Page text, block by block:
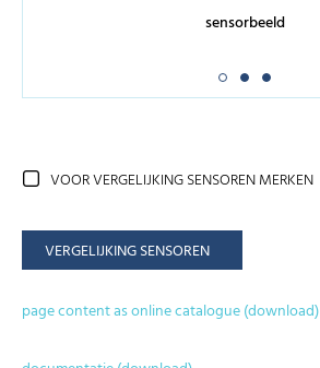
sensorbeeld
VOOR VERGELIJKING SENSOREN MERKEN
VERGELIJKING SENSOREN
page content as online catalogue (download)